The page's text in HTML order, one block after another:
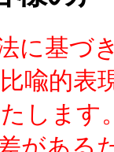
に基づ
喩的表
します